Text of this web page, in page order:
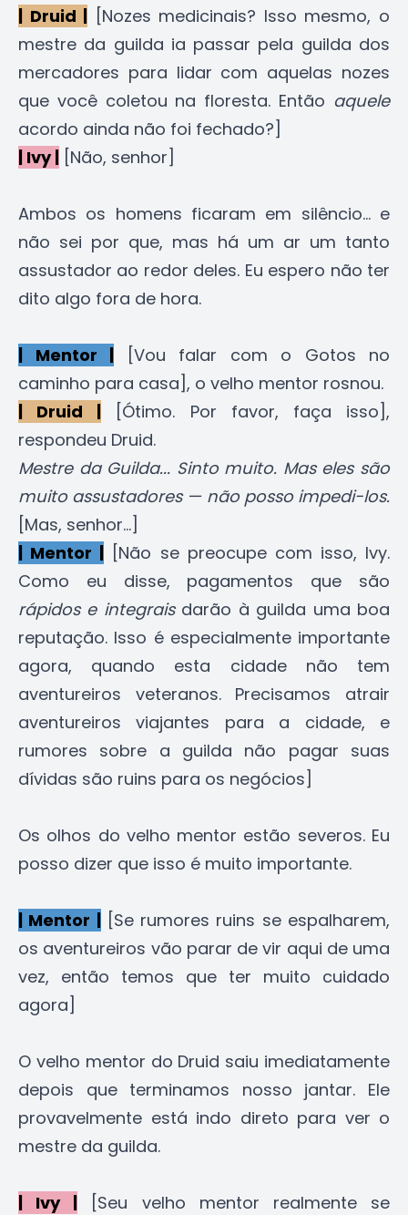
| Druid | [Nozes medicinais? Isso mesmo, o
mestre da guilda ia passar pela guilda dos
mercadores para lidar com aquelas nozes
que você coletou na floresta. Então aquele
acordo ainda não foi fechado?]
| Ivy | [Não, senhor]
Ambos os homens ficaram em silêncio... e
não sei por que, mas há um ar um tanto
assustador ao redor deles. Eu espero não ter
dito algo fora de hora.
| Mentor | [Vou falar com o Gotos no
caminho para casa], o velho mentor rosnou.
| Druid | [Ótimo. Por favor, faça isso],
respondeu Druid.
Mestre da Guilda... Sinto muito. Mas eles são
muito assustadores — não posso impedi-los.
[Mas, senhor...]
| Mentor | [Não se preocupe com isso, Ivy.
Como eu disse, pagamentos que são
rápidos e integraisdarão à guilda uma boa
reputação. Isso é especialmente importante
agora, quando esta cidade não tem
aventureiros veteranos. Precisamos atrair
aventureiros viajantes para a cidade, e
rumores sobre a guilda não pagar suas
dívidas são ruins para os negócios]
Os olhos do velho mentor estão severos. Eu
posso dizer que isso é muito importante.
| Mentor |[Se rumores ruins se espalharem,
os aventureiros vão parar de vir aqui de uma
vez, então temos que ter muito cuidado
agora]
O velho mentor do Druid saiu imediatamente
depois que terminamos nosso jantar. Ele
provavelmente está indo direto para ver o
mestre da guilda.
| Ivy | [Seu velho mentor realmente se